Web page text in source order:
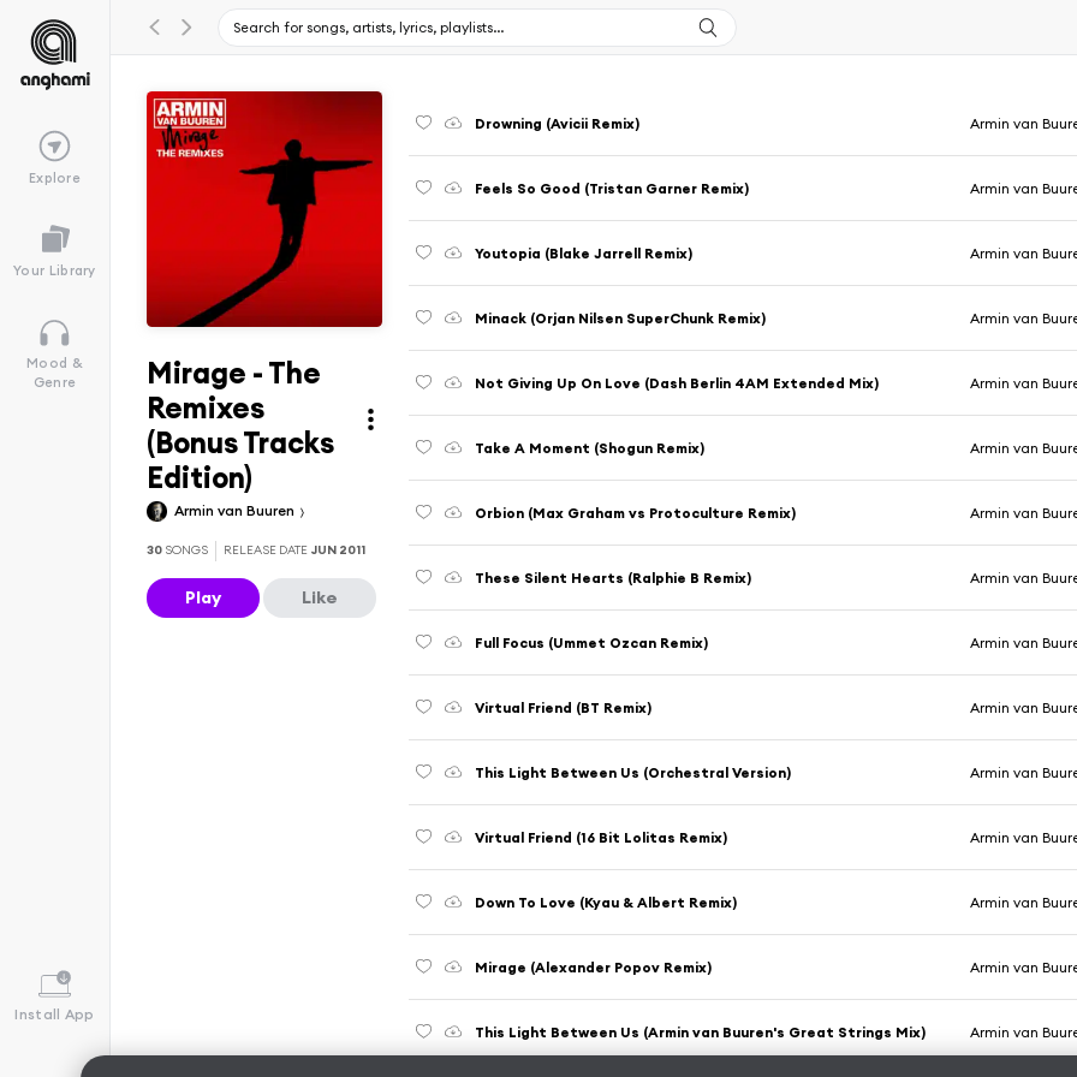
Explore
Your Library
Mood &
Genre
Install App
Mirage - The
Remixes
(Bonus Tracks
Edition)
Armin van Buuren
30 SONGS RELEASE DATE JUN 2011
Play Like
Drowning (Avicii Remix) Armin van
Feels So Good (Tristan Garner Remix) Armin van
Youtopia (Blake Jarrell Remix) Armin van
Minack (Orjan Nilsen SuperChunk Remix) Armin van
Not Giving Up On Love (Dash Berlin 4AM Extended Mix) Armin van
Take A Moment (Shogun Remix) Armin van
Orbion (Max Graham vs Protoculture Remix) Armin van
These Silent Hearts (Ralphie B Remix) Armin van
Full Focus (Ummet Ozcan Remix) Armin van
Virtual Friend (BT Remix) Armin van
This Light Between Us (Orchestral Version) Armin van
Virtual Friend (16 Bit Lolitas Remix) Armin van
Down To Love (Kyau & Albert Remix) Armin van
Mirage (Alexander Popov Remix) Armin van
This Light Between Us (Armin van Buuren's Great Strings Mix) Armin van